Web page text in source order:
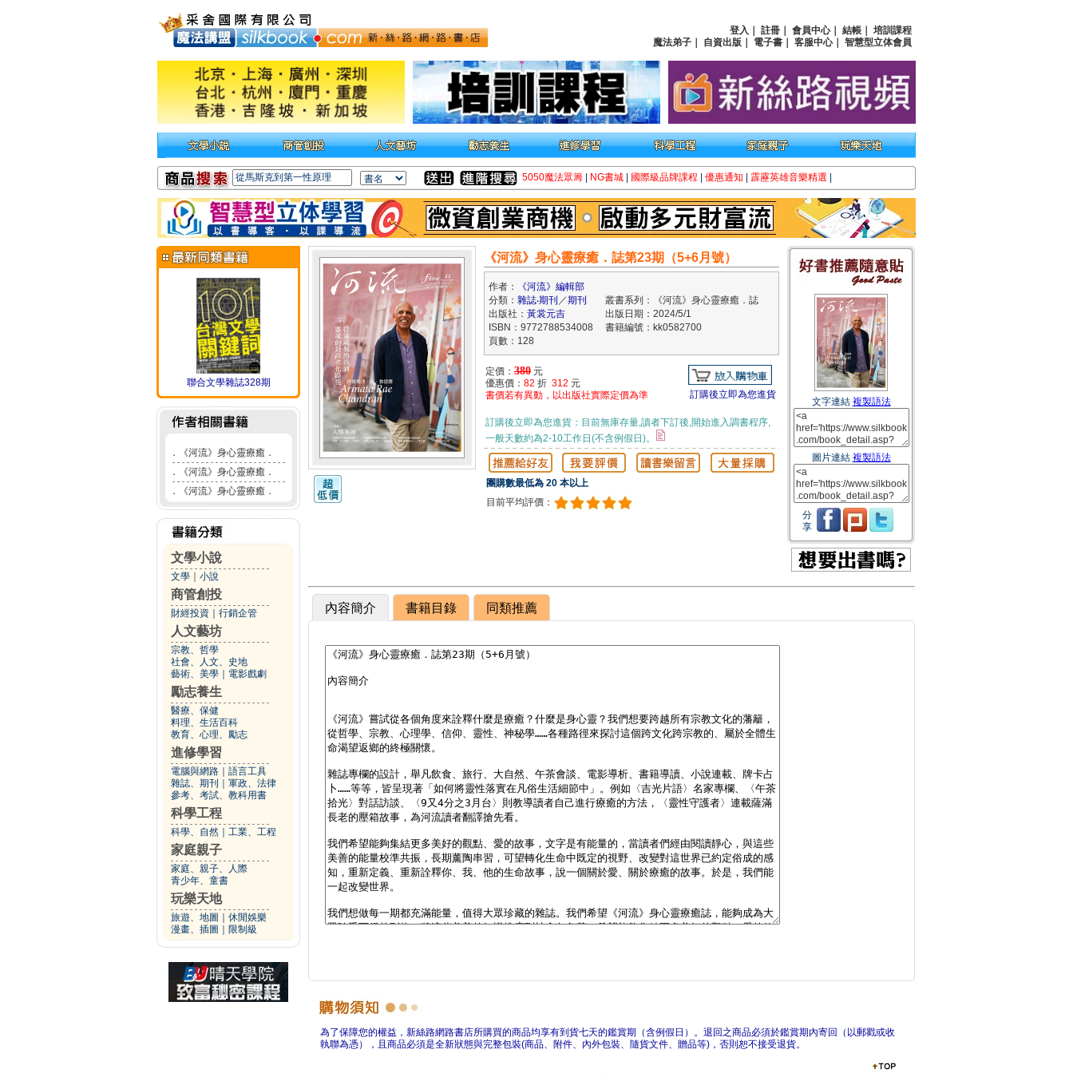
登入 註冊 會員中心｜ 結帳
培訓課程
魔法弟子
自資出版 電子書 客服中心｜ 智慧型立体會員
5050魔法眾籌 NG書城 國際級品牌課程 優惠通知 霹靂英雄音樂精選
聯合文學雜誌328期
．
《河流》身心靈療癒．
．
《河流》身心靈療癒．
．
《河流》身心靈療癒．
文學小說
文學 小說
商管創投
財經投資 行銷企管
人文藝坊
宗教、哲學
社會、人文、史地
藝術、美學
電影戲劇
勵志養生
醫療、保健
料理、生活百科
教育、心理、勵志
進修學習
電腦與網路
語言工具
雜誌、期刊
軍政、法律
參考、考試、教科用書
科學工程
科學、自然 工業、工程
家庭親子
家庭、親子、人際
青少年、童書
玩樂天地
旅遊、地圖
休閒娛樂
漫畫、插圖
限制級
《河流》身心靈療癒．誌第23期（5+6月號）
作者：
《河流》編輯部
分類： 雜誌‧期刊 ／期刊
叢書系列：《河流》身心靈療癒．誌
出版社： 黃裳元吉
出版日期：2024/5/1
ISBN：9772788534008
書籍編號：kk0582700
頁數：128
定價： 380 元
優惠價： 82 折 312 元
書價若有異動，以出版社實際定價為準
訂購後立即為您進貨
訂購後立即為您進貨：目前無庫存量,讀者下訂後,開始進入調書程序,
一般天數約為2-10工作日(不含例假日)。
團購數最低為 20 本以上
目前平均評價：
文字連結 複製語法
圖片連結 複製語法
分
享
內容簡介 書籍目錄 同類推薦
為了保障您的權益，新絲路網路書店所購買的商品均享有到貨七天的鑑賞期（含例假日）。退回之商品必須於鑑賞期內寄回（以郵戳或收
執聯為憑），且商品必須是全新狀態與完整包裝(商品、附件、內外包裝、隨貨文件、贈品等)，否則恕不接受退貨。